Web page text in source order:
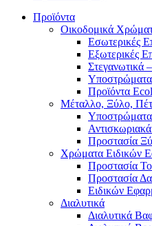
Προϊόντα
Οικοδομικά
Εσωτερικές
Εξωτερικές
Στεγανωτικά
Προϊόντα
Μέταλλο, Ξύλο,
Προστασία
Χρώματα Ειδικών
Προστασία
Προστασία
Ειδικών
Διαλυτικά
Διαλυτικά